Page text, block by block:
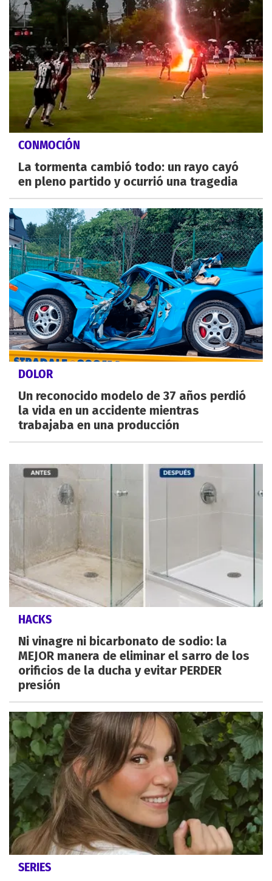
CONMOCIÓN
La tormenta cambió todo: un rayo cayó
en pleno partido y ocurrió una tragedia
DOLOR
Un reconocido modelo de 37 años perdió
la vida en un accidente mientras
trabajaba en una producción
HACKS
Ni vinagre ni bicarbonato de sodio: la
MEJOR manera de eliminar el sarro de los
orificios de la ducha y evitar PERDER
presión
SERIES